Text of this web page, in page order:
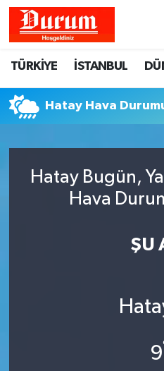
TÜRKİYE İSTANBUL
Hatay Hava
Hatay Bugün,
Hava
ŞU
9
Hava Durumu
Namaz Vakitleri
Süper Lig Puan